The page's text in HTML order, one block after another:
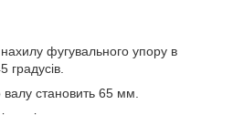
фугувального упору в
градусів.
валу становить 65 мм.